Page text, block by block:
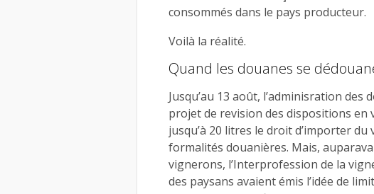
consommés dans le pays producteur.
Voilà la réalité.
Quand les douanes se
Jusqu’au 13 août, l’adminisration
projet de revision des dispositions
jusqu’à 20 litres le droit d’importer
formalités douanières. Mais,
vignerons, l’Interprofession de la
des paysans avaient émis l’idée de